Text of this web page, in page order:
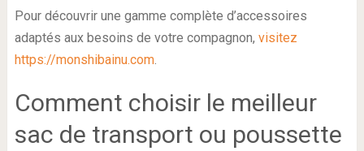
Pour découvrir une gamme complète d’accessoires
adaptés aux besoins de votre compagnon, visitez
https://monshibainu.com.
Comment choisir le meilleur
sac de transport ou poussette